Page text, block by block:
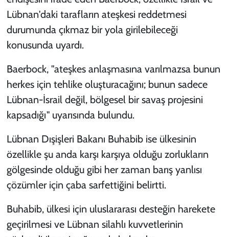
Lübnan'daki tarafların ateşkesi reddetmesi
durumunda çıkmaz bir yola girilebileceği
konusunda uyardı.
Baerbock, "ateşkes anlaşmasına varılmazsa bunun
herkes için tehlike oluşturacağını; bunun sadece
Lübnan-İsrail değil, bölgesel bir savaş projesini
kapsadığı" uyarısında bulundu.
Lübnan Dışişleri Bakanı Buhabib ise ülkesinin
özellikle şu anda karşı karşıya olduğu zorlukların
gölgesinde olduğu gibi her zaman barış yanlısı
çözümler için çaba sarfettiğini belirtti.
Buhabib, ülkesi için uluslararası desteğin harekete
geçirilmesi ve Lübnan silahlı kuvvetlerinin